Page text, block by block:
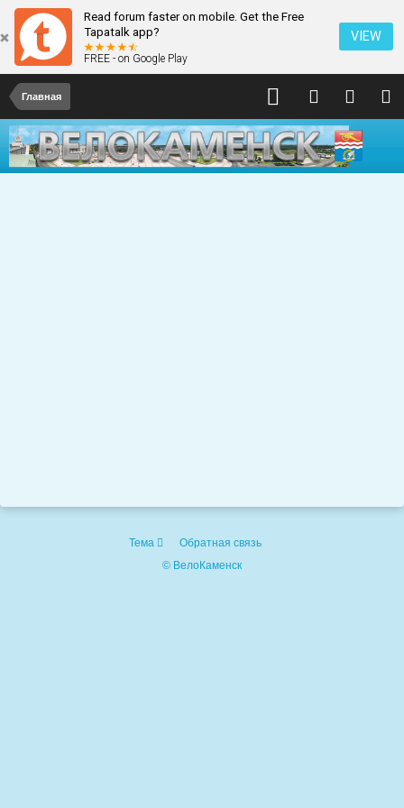
Read forum faster on mobile. Get the Free
Tapatalk app?
FREE - on Google Play
VIEW
Главная
Тема
Обратная связь
© ВелоКаменск